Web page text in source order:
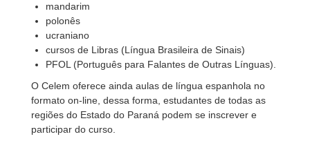
mandarim
polonês
ucraniano
cursos de Libras (Língua Brasileira de Sinais)
PFOL (Português para Falantes de Outras Línguas).
O Celem oferece ainda aulas de língua espanhola no
formato on-line, dessa forma, estudantes de todas as
regiões do Estado do Paraná podem se inscrever e
participar do curso.